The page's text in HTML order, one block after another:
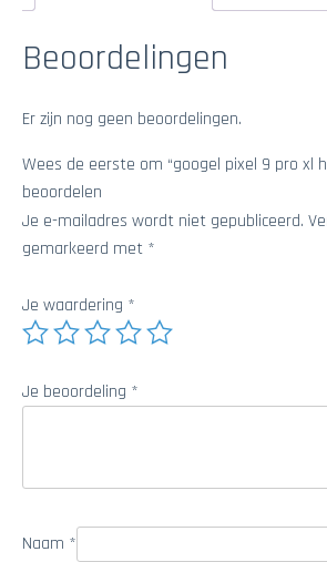
Beoordelingen
Er zijn nog geen beoordelingen.
Wees de eerste om “googel pixel 9 pro xl
beoordelen
Je e-mailadres wordt niet gepubliceerd.
gemarkeerd met *
Je waardering *
Je beoordeling *
Naam *